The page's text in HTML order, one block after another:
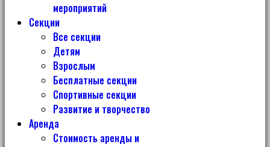
мероприятий
Секции
Все секции
Детям
Взрослым
Бесплатные секции
Спортивные секции
Развитие и творчество
Аренда
Стоимость аренды и